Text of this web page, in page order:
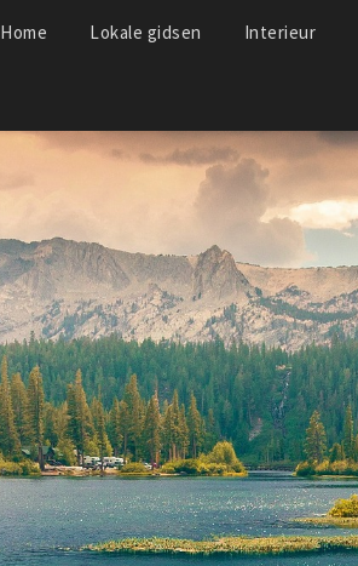
Home Lokale gidsen Interieur